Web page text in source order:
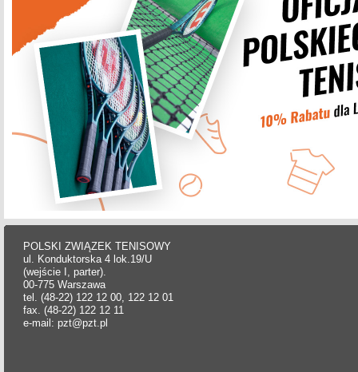
POLSKI ZWIĄZEK TENISOWY
ul. Konduktorska 4 lok.19/U
(wejście I, parter).
00-775 Warszawa
tel. (48-22) 122 12 00, 122 12 01
fax. (48-22) 122 12 11
e-mail: pzt@pzt.pl